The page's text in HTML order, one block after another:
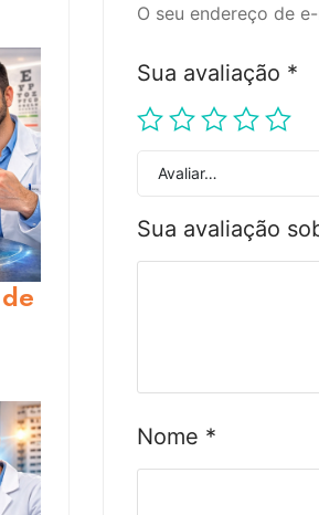
O seu endereço de
Sua avaliação *
Avaliar…
Sua avaliação
Nome *